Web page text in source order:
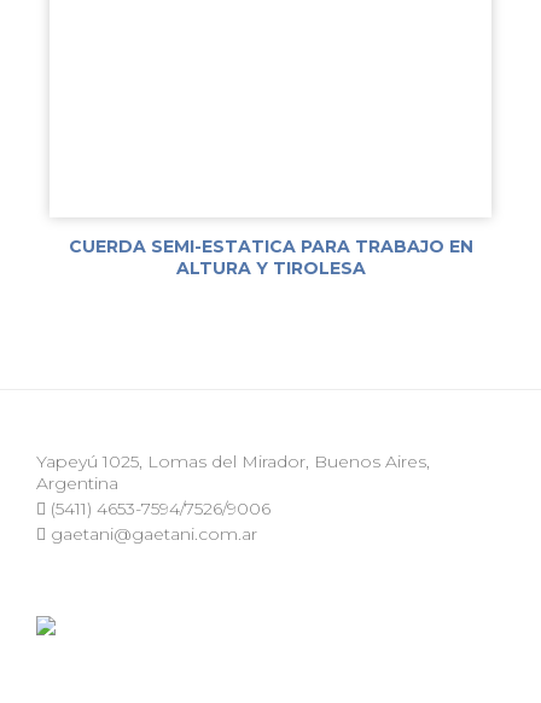
CUERDA SEMI-ESTATICA PARA TRABAJO EN
ALTURA Y TIROLESA
Yapeyú 1025, Lomas del Mirador, Buenos Aires,
Argentina
(5411) 4653-7594/7526/9006
gaetani@gaetani.com.ar